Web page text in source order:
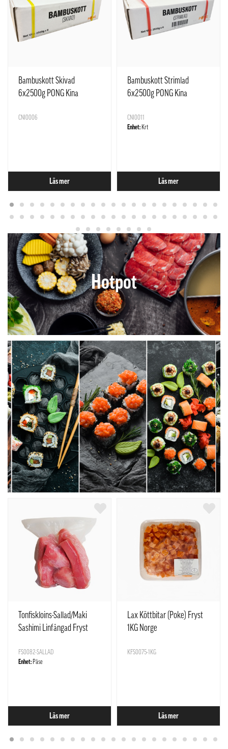
Bambuskott Skivad
6x2500g PONG Kina
CNI0006
Läs mer
Bambuskott Strimlad
6x2500g PONG Kina
CNI0011
Enhet: Krt
Läs mer
Hotpot
Tonfiskloins-Sallad/Maki
Sashimi Linfångad Fryst
FS0082-SALLAD
Enhet: Påse
Läs mer
Lax Köttbitar (Poke) Fryst
1KG Norge
KFS0075-1KG
Läs mer